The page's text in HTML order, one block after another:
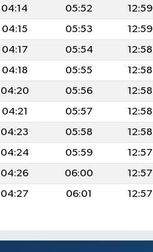
04:14 05:52 12:59
04:15 05:53 12:59
04:17 05:54 12:58
04:18 05:55 12:58
04:20 05:56 12:58
04:21 05:57 12:58
04:23 05:58 12:58
04:24 05:59 12:57
04:26 06:00 12:57
04:27 06:01 12:57